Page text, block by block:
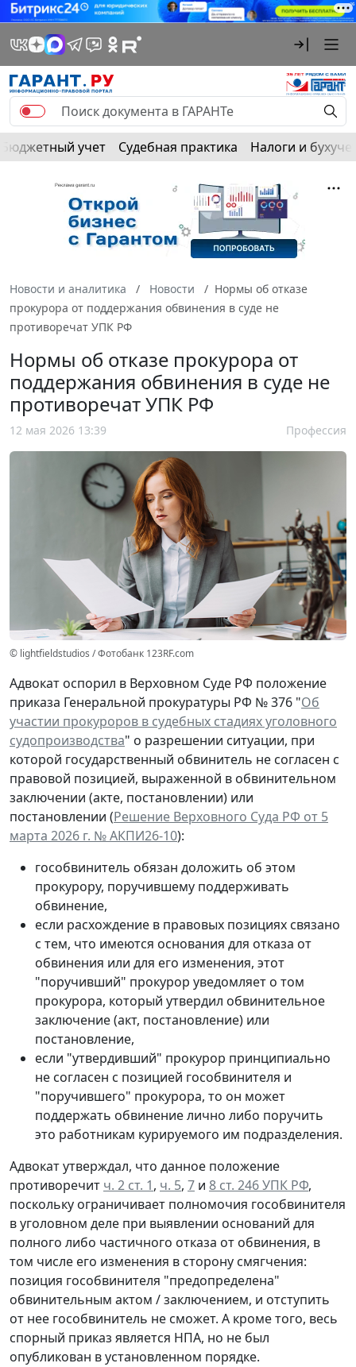
Бюджетный учет Судебная практика Налоги и
Новости и аналитика Новости
Нормы об отказе
прокурора от поддержания обвинения в суде не
противоречат УПК РФ
Нормы об отказе прокурора от
поддержания обвинения в суде не
противоречат УПК РФ
12 мая 2026 13:39 Профессия
© lightfieldstudios / Фотобанк 123RF.com
Адвокат оспорил в Верховном Суде РФ положение
приказа Генеральной прокуратуры РФ № 376 "Об
участии прокуроров в судебных стадиях уголовного
судопроизводства" о разрешении ситуации, при
которой государственный обвинитель не согласен с
правовой позицией, выраженной в обвинительном
заключении (акте, постановлении) или
постановлении (Решение Верховного Суда РФ от 5
марта 2026 г. № АКПИ26-10):
гособвинитель обязан доложить об этом
прокурору, поручившему поддерживать
обвинение,
если расхождение в правовых позициях связано
с тем, что имеются основания для отказа от
обвинения или для его изменения, этот
"поручивший" прокурор уведомляет о том
прокурора, который утвердил обвинительное
заключение (акт, постановление) или
постановление,
если "утвердивший" прокурор принципиально
не согласен с позицией гособвинителя и
"поручившего" прокурора, то он может
поддержать обвинение лично либо поручить
это работникам курируемого им подразделения.
Адвокат утверждал, что данное положение
противоречит ч. 2 ст. 1, ч. 5, 7 и 8 ст. 246 УПК РФ,
поскольку ограничивает полномочия гособвинителя
в уголовном деле при выявлении оснований для
полного либо частичного отказа от обвинения, в
том числе его изменения в сторону смягчения:
позиция гособвинителя "предопределена"
обвинительным актом / заключением, и отступить
от нее гособвинитель не сможет. А кроме того, весь
спорный приказ является НПА, но не был
опубликован в установленном порядке.